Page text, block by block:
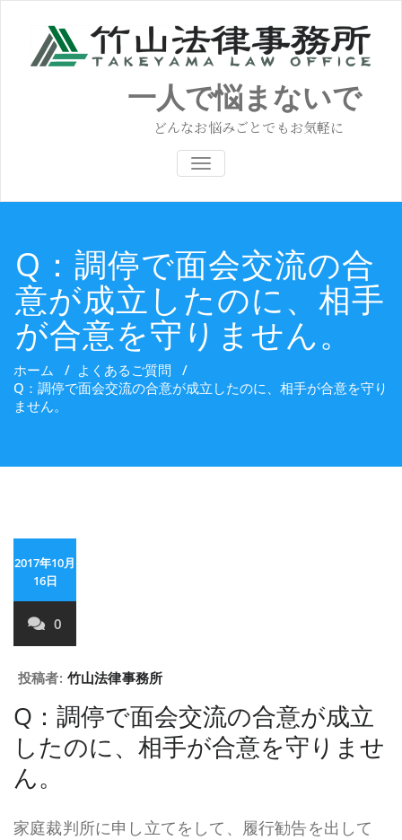
一人で悩まないで
どんなお悩みごとでもお気軽に
ナビゲーション切り替え
Q：調停で面会交流の合
意が成立したのに、相手
が合意を守りません。
ホーム / よくあるご質問 /
Q：調停で面会交流の合意が成立したのに、相手が合意を守り
ません。
2017年10月
16日
0
投稿者: 竹山法律事務所
Q：調停で面会交流の合意が成立
したのに、相手が合意を守りませ
ん。
家庭裁判所に申し立てをして、履行勧告を出して